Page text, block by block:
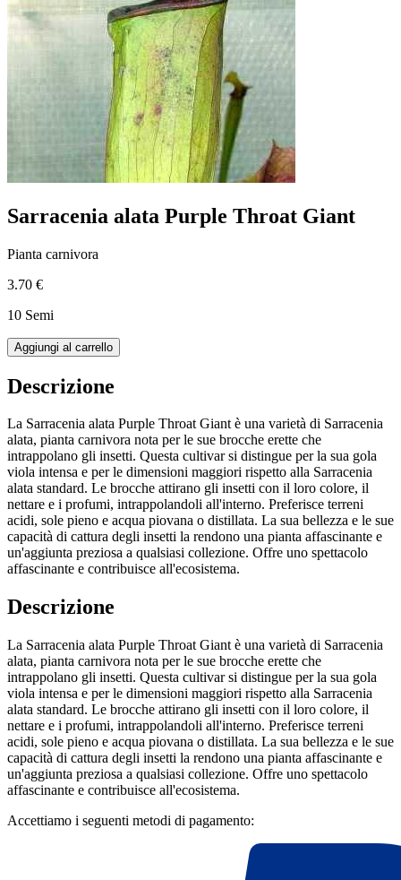
Sarracenia alata Purple Throat Giant
Pianta carnivora
3.70 €
10 Semi
Aggiungi al carrello
Descrizione
La Sarracenia alata Purple Throat Giant è una varietà di Sarracenia
alata, pianta carnivora nota per le sue brocche erette che
intrappolano gli insetti. Questa cultivar si distingue per la sua gola
viola intensa e per le dimensioni maggiori rispetto alla Sarracenia
alata standard. Le brocche attirano gli insetti con il loro colore, il
nettare e i profumi, intrappolandoli all'interno. Preferisce terreni
acidi, sole pieno e acqua piovana o distillata. La sua bellezza e le sue
capacità di cattura degli insetti la rendono una pianta affascinante e
un'aggiunta preziosa a qualsiasi collezione. Offre uno spettacolo
affascinante e contribuisce all'ecosistema.
Descrizione
La Sarracenia alata Purple Throat Giant è una varietà di Sarracenia
alata, pianta carnivora nota per le sue brocche erette che
intrappolano gli insetti. Questa cultivar si distingue per la sua gola
viola intensa e per le dimensioni maggiori rispetto alla Sarracenia
alata standard. Le brocche attirano gli insetti con il loro colore, il
nettare e i profumi, intrappolandoli all'interno. Preferisce terreni
acidi, sole pieno e acqua piovana o distillata. La sua bellezza e le sue
capacità di cattura degli insetti la rendono una pianta affascinante e
un'aggiunta preziosa a qualsiasi collezione. Offre uno spettacolo
affascinante e contribuisce all'ecosistema.
Accettiamo i seguenti metodi di pagamento: